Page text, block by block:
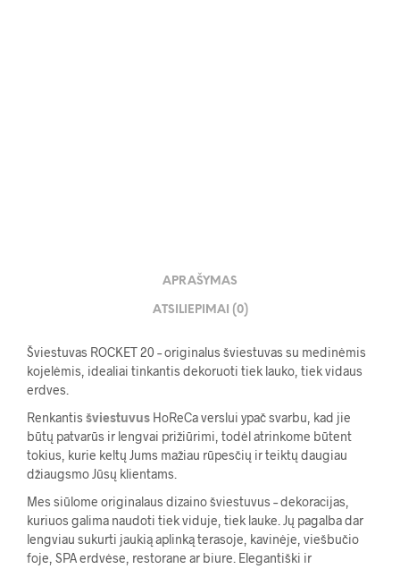
APRAŠYMAS
ATSILIEPIMAI (0)
Šviestuvas ROCKET 20 – originalus šviestuvas su medinėmis
kojelėmis, idealiai tinkantis dekoruoti tiek lauko, tiek vidaus
erdves.
Renkantis šviestuvus HoReCa verslui ypač svarbu, kad jie
būtų patvarūs ir lengvai prižiūrimi, todėl atrinkome būtent
tokius, kurie keltų Jums mažiau rūpesčių ir teiktų daugiau
džiaugsmo Jūsų klientams.
Mes siūlome originalaus dizaino šviestuvus – dekoracijas,
kuriuos galima naudoti tiek viduje, tiek lauke. Jų pagalba dar
lengviau sukurti jaukią aplinką terasoje, kavinėje, viešbučio
foje, SPA erdvėse, restorane ar biure. Elegantiški ir